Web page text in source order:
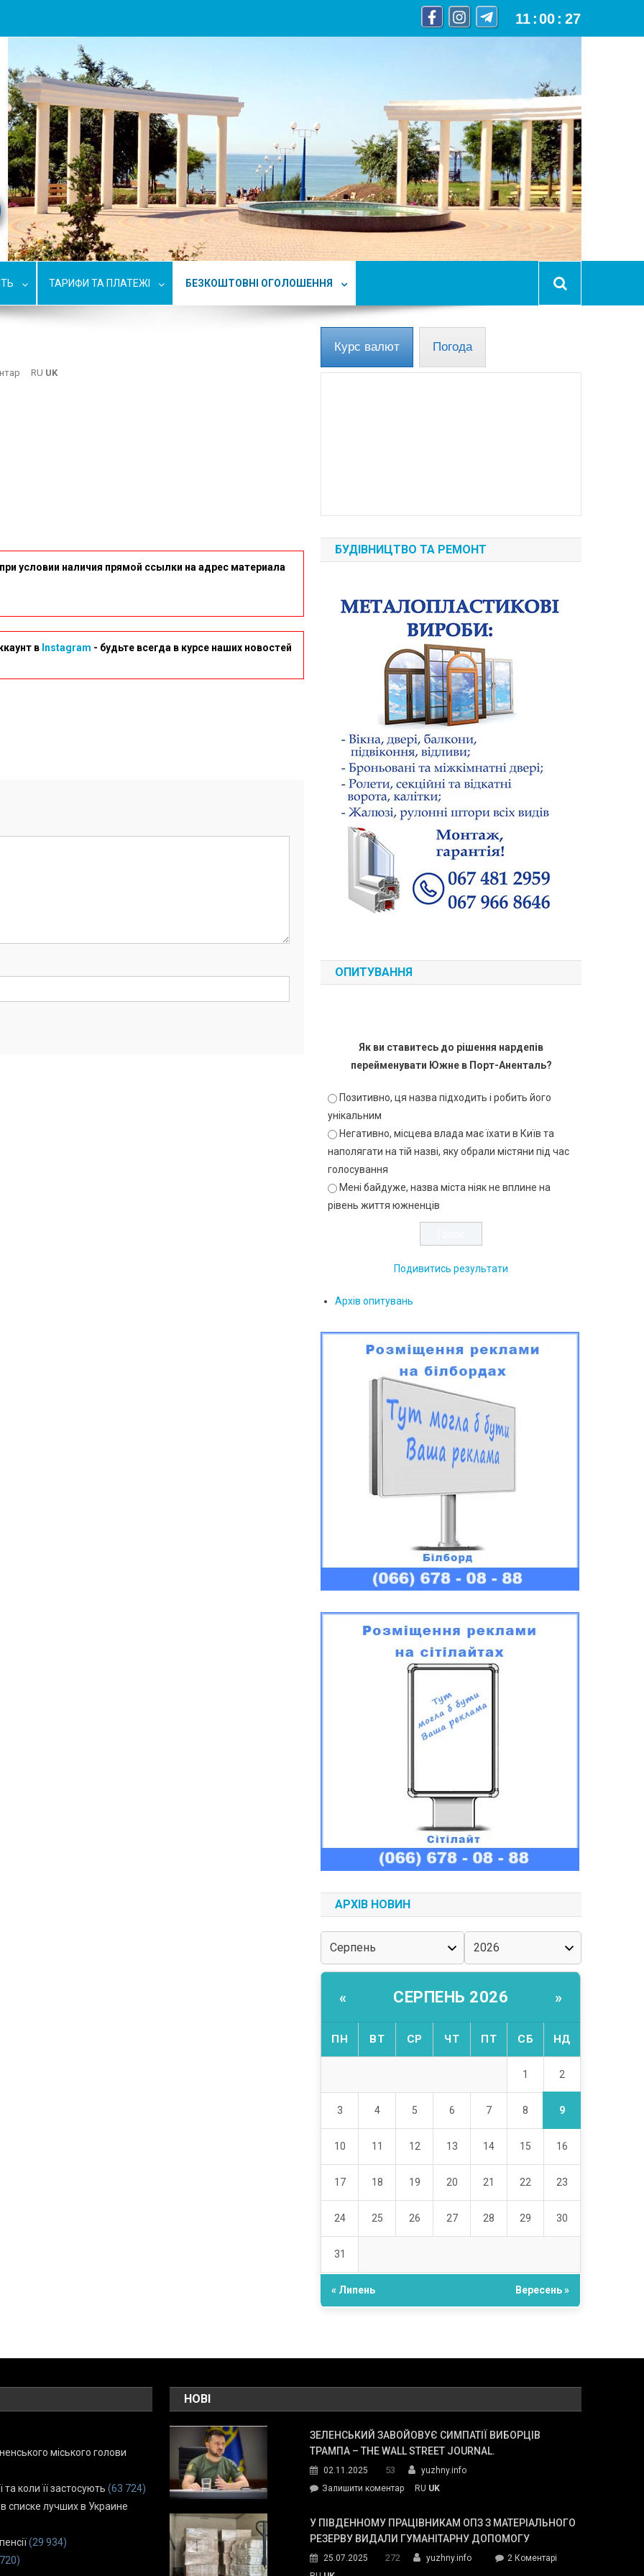
11 :00 : 28
ТАРИФИ ТА ПЛАТЕЖІ БЕЗКОШТОВНІ ОГОЛОШЕННЯ
RU UK
условии наличия прямой ссылки на адрес материала
в Instagram - будьте всегда в курсе наших новостей
Курс валют Погода
БУДІВНИЦТВО ТА РЕМОНТ
ОПИТУВАННЯ
Як ви ставитесь до рішення нардепів
перейменувати Южне в Порт-Аненталь?
Позитивно, ця назва підходить і робить його
унікальним
Негативно, місцева влада має їхати в Київ та
наполягати на тій назві, яку обрали містяни під час
голосування
Мені байдуже, назва міста ніяк не вплине на
рівень життя южненців
Подивитись результати
Архів опитувань
АРХІВ НОВИН
« СЕРПЕНЬ 2026 »
ПН ВТ СР ЧТ ПТ СБ НД
1 2
3 4 5 6 7 8 9
10 11 12 13 14 15 16
17 18 19 20 21 22 23
24 25 26 27 28 29 30
31
« Липень Вересень »
міського голови
коли її застосують (63 724)
списке лучших в Украине
(29 934)
НОВІ
ЗЕЛЕНСЬКИЙ ЗАВОЙОВУЄ СИМПАТІЇ ВИБОРЦІВ
ТРАМПА – THE WALL STREET JOURNAL.
02.11.2025 53
yuzhny.info
Залишити коментарon
завойовує
симпатії
Трампа
RU UK
У ПІВДЕННОМУ ПРАЦІВНИКАМ ОПЗ З МАТЕРІАЛЬНОГО
РЕЗЕРВУ ВИДАЛИ ГУМАНІТАРНУ ДОПОМОГУ
25.07.2025 272 yuzhny.info 2 Коментарідо